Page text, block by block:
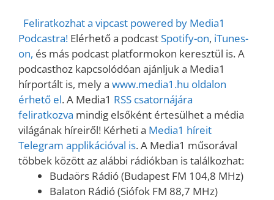
Feliratkozhat a vipcast powered by Media1
Podcastra! Elérhető a podcastSpotify-on, iTunes-
on, és más podcast platformokon keresztül is. A
podcasthoz kapcsolódóan ajánljuk a Media1
hírportált is, mely a www.media1.hu oldalon
érhető el. A Media1 RSS csatornájára
feliratkozva mindig elsőként értesülhet a média
világának híreiről! Kérheti a Media1 híreit
Telegram applikációval is. A Media1 műsorával
többek között az alábbi rádiókban is találkozhat:
Budaörs Rádió (Budapest FM 104,8 MHz)
Balaton Rádió (Siófok FM 88,7 MHz)